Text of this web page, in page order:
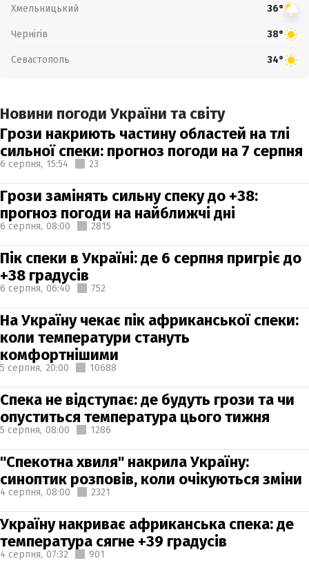
Хмельницький 36°
Чернігів 38°
Севастополь 34°
Новини погоди України та світу
Грози накриють частину областей на тлі
сильної спеки: прогноз погоди на 7 серпня
6 серпня, 15:54 23
Грози замінять сильну спеку до +38:
прогноз погоди на найближчі дні
6 серпня, 08:00 2815
Пік спеки в Україні: де 6 серпня пригріє до
+38 градусів
6 серпня, 06:40 752
На Україну чекає пік африканської спеки:
коли температури стануть
комфортнішими
5 серпня, 20:00 10688
Спека не відступає: де будуть грози та чи
опуститься температура цього тижня
5 серпня, 08:00 1286
"Спекотна хвиля" накрила Україну:
синоптик розповів, коли очікуються зміни
4 серпня, 08:00 2321
Україну накриває африканська спека: де
температура сягне +39 градусів
4 серпня, 07:32 901